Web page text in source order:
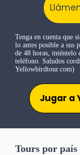
Tours por país
Tenga en cuenta que
lo antes posible a sus
de 48 horas, inténtelo
teléfono. Saludos
Yellowbirdtour.com)
Jugar a